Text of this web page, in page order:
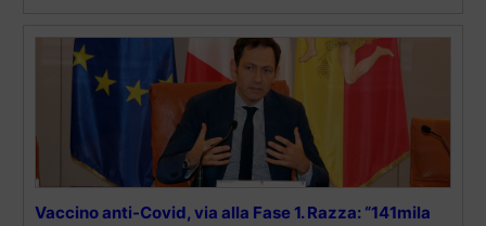
Vaccino anti-Covid, via alla Fase 1. Razza: “141mila